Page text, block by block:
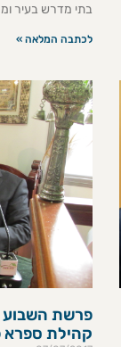
בתי מדרש בעיר
לכתבה המלאה »
פרשת השבוע
קהילת